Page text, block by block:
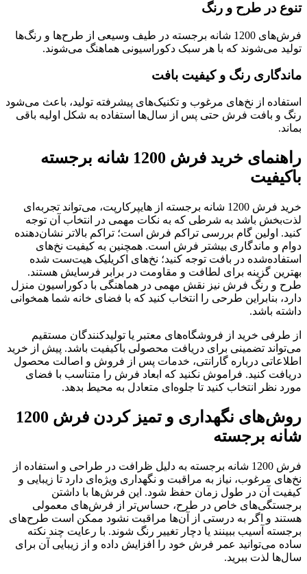
تنوع در طرح و رنگ
فرش‌های 1200 شانه برجسته در طیف وسیعی از طرح‌ها و رنگ‌ها
تولید می‌شوند که با هر سبک دکوراسیونی هماهنگ می‌شوند.
ماندگاری رنگ و کیفیت بافت
استفاده از نخ‌های مرغوب و تکنیک‌های پیشرفته تولید، باعث می‌شود
رنگ و بافت فرش حتی پس از سال‌ها استفاده به شکل اولیه باقی
بماند.
راهنمای خرید فرش 1200 شانه برجسته
باکیفیت
خرید فرش 1200 شانه برجسته از هایپرکارپت، می‌تواند تجربه‌ای
لذت‌بخش باشد به شرطی که به نکات مهمی در انتخاب آن توجه
کنید. اولین گام بررسی تراکم فرش است؛ تراکم بالاتر نشان‌دهنده
دوام و ماندگاری بیشتر فرش است. همچنین به کیفیت نخ‌های
استفاده‌شده در بافت توجه کنید؛ نخ‌های اکریلیک هیت‌ست شده
بهترین گزینه برای لطافت و مقاومت در برابر فرسایش هستند.
طرح و رنگ فرش نیز نقش مهمی در هماهنگی با دکوراسیون منزل
دارد، بنابراین طرحی را انتخاب کنید که با فضای خانه شما همخوانی
داشته باشد.
از طرفی خرید از فروشگاه‌های معتبر یا تولیدکنندگان مستقیم
می‌تواند تضمینی برای دریافت محصولی باکیفیت باشد. پیش از خرید
اطلاعاتی درباره گارانتی، خدمات پس از فروش و اصالت محصول
دریافت کنید. فراموش نکنید که ابعاد فرش را متناسب با فضای
مورد نظر انتخاب کنید تا جلوه‌ای متعادل به محیط بدهد.
روش‌های نگهداری و تمیز کردن فرش 1200
شانه برجسته
فرش 1200 شانه برجسته به دلیل ظرافت در طراحی و استفاده از
نخ‌های مرغوب، نیاز به مراقبت و نگهداری ویژه‌ای دارد تا زیبایی و
کیفیت آن در طول زمان حفظ شود. این فرش‌ها با داشتن
برجستگی‌های خاص در طرح، حساس‌تر از فرش‌های معمولی
هستند و اگر به درستی از آن‌ها مراقبت نشود ممکن است طرح‌های
برجسته آسیب ببینند یا دچار تغییر رنگ شوند. با رعایت چند نکته
ساده می‌توانید عمر فرش خود را افزایش داده و از زیبایی آن برای
سال‌ها لذت ببرید.